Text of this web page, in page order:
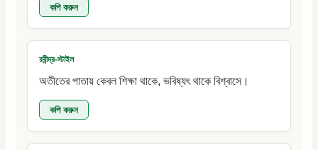
কপি করুন
রবীন্দ্র-স্টাইল
অতীতের পাতায় কেবল শিক্ষা থাকে, ভবিষ্যৎ থাকে বিশ্বাসে।
কপি করুন